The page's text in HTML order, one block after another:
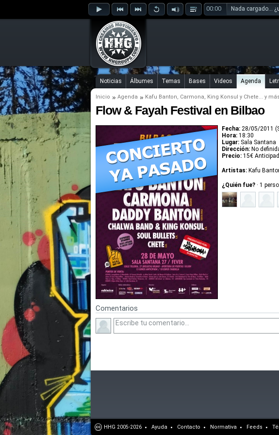
00:00 Nada cargado... ¿
Noticias Álbumes Temas Bases Videos Agenda
Inicio Agenda Kafu Banton, Carmona, King Konsul y Chete... y más
Flow & Fayah Festival en Bilbao
Fecha: 28/05/2011
Hora: 18:30
Lugar: Sala Santana
Dirección: No
Precio: 15€
Artistas: Kafu
¿Quién fue? · 1
Comentarios
HHG 2005-2026 Ayuda Contacto Normativa Feeds